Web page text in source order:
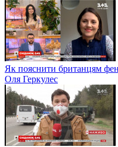
Як пояснити британцям
Оля Геркулес